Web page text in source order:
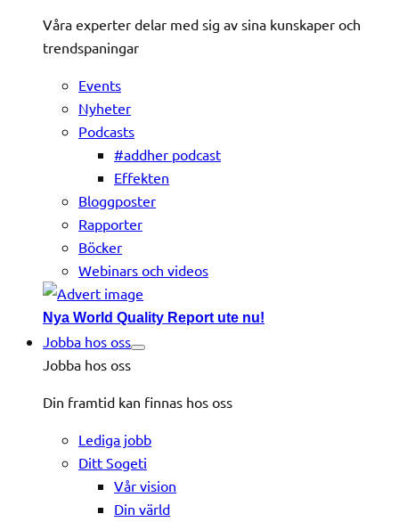
Våra experter delar med sig av sina kunskaper och
trendspaningar
Events
Nyheter
Podcasts
#addher podcast
Effekten
Bloggposter
Rapporter
Böcker
Webinars och videos
Nya World Quality Report ute nu!
Jobba hos oss
Jobba hos oss
Din framtid kan finnas hos oss
Lediga jobb
Ditt Sogeti
Vår vision
Din värld